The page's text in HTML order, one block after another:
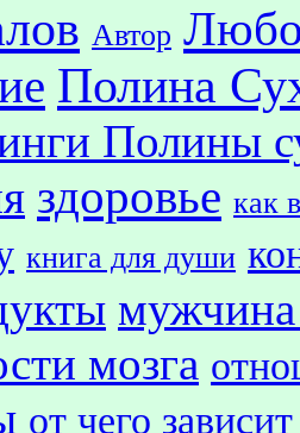
Автор
Полина
Полины
здоровье как
книга для души
мозга
от чего